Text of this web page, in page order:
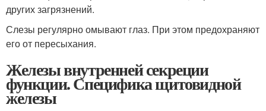
других загрязнений.
Слезы регулярно омывают глаз. При этом предохраняют
его от пересыхания.
Железы внутренней секреции
функции. Специфика щитовидной
железы